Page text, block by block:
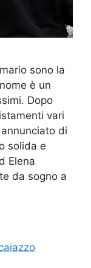
sono la
è un
Dopo
vari
di
solida e
Elena
da sogno a